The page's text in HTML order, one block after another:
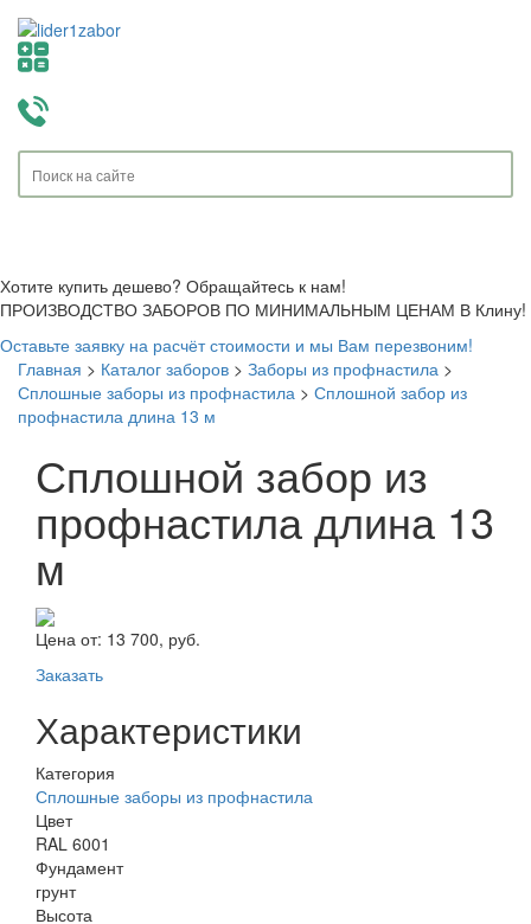
Хотите купить дешево? Обращайтесь к нам!
ПРОИЗВОДСТВО ЗАБОРОВ ПО МИНИМАЛЬНЫМ ЦЕНАМ В Клину!
Оставьте заявку на расчёт стоимости и мы Вам перезвоним!
Главная > Каталог заборов > Заборы из профнастила >
Сплошные заборы из профнастила > Сплошной забор из
профнастила длина 13 м
Сплошной забор из
профнастила длина 13
м
Цена от: 13 700, руб.
Заказать
Характеристики
Категория
Сплошные заборы из профнастила
Цвет
RAL 6001
Фундамент
грунт
Высота